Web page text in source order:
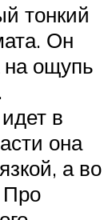
тонкий
Он
на ощупь
в
она
а во
Про